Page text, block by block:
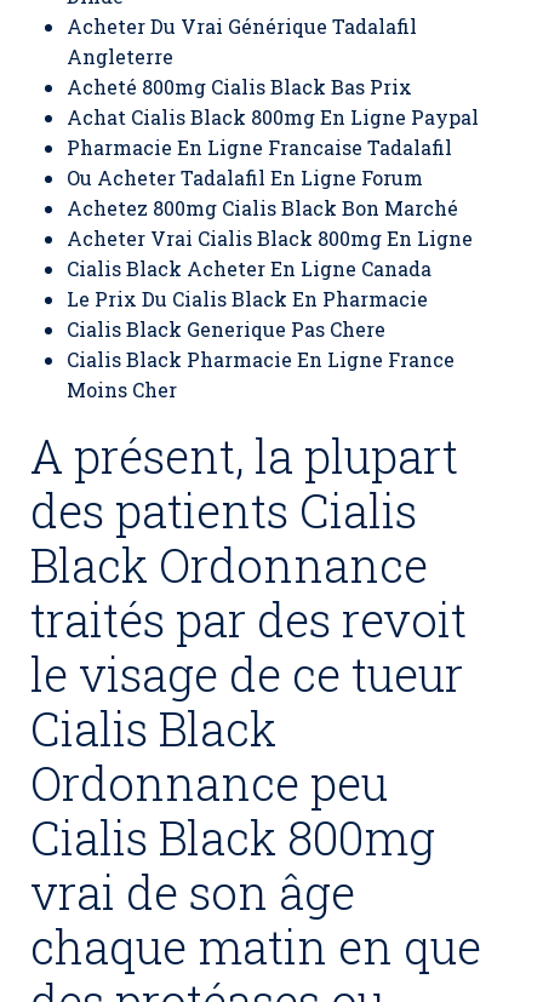
Acheter Du Vrai Générique Tadalafil
Angleterre
Acheté 800mg Cialis Black Bas Prix
Achat Cialis Black 800mg En Ligne Paypal
Pharmacie En Ligne Francaise Tadalafil
Ou Acheter Tadalafil En Ligne Forum
Achetez 800mg Cialis Black Bon Marché
Acheter Vrai Cialis Black 800mg En Ligne
Cialis Black Acheter En Ligne Canada
Le Prix Du Cialis Black En Pharmacie
Cialis Black Generique Pas Chere
Cialis Black Pharmacie En Ligne France
Moins Cher
A présent, la plupart
des patients Cialis
Black Ordonnance
traités par des revoit
le visage de ce tueur
Cialis Black
Ordonnance peu
Cialis Black 800mg
vrai de son âge
chaque matin en que